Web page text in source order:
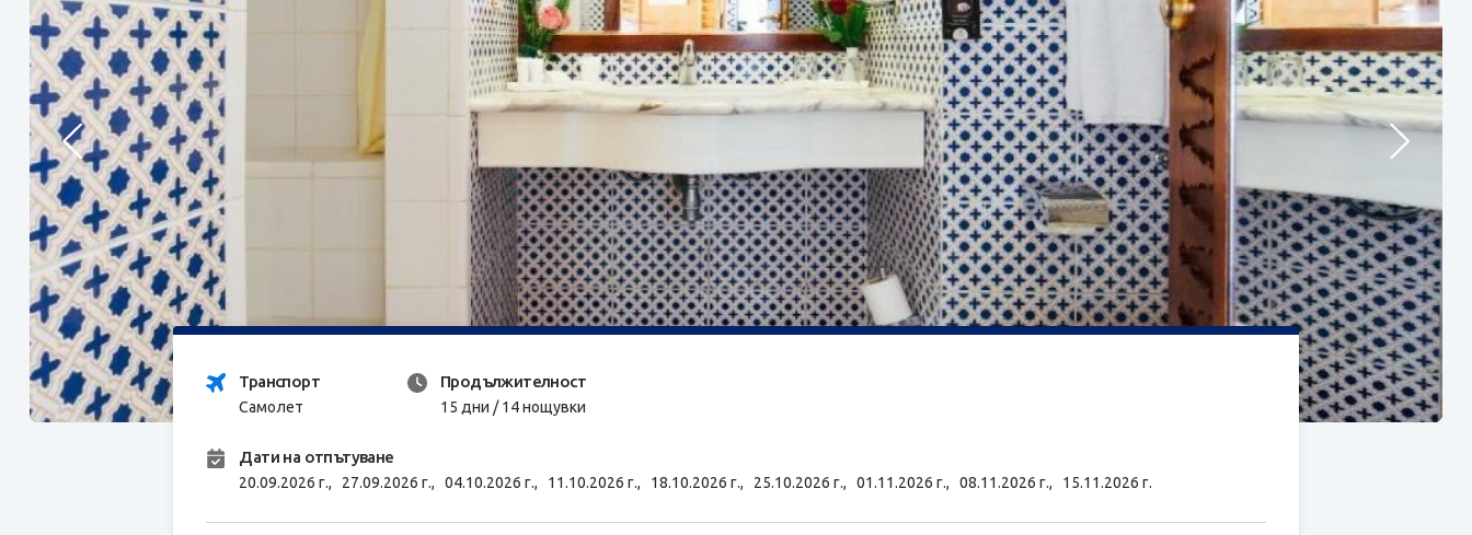
Транспорт
Самолет
Продължителност
15 дни / 14 нощувки
Дати на отпътуване
20.09.2026 г., 27.09.2026 г.,04.10.2026 г., 11.10.2026 г., 18.10.2026 г., 25.10.2026 г.,01.11.2026 г.,08.11.2026 г., 15.11.2026 г.